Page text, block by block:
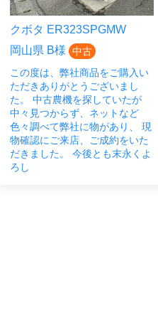
クボタ ER323SPGMW
岡山県 B様
中古
この度は、弊社商品をご購入い
ただきありがとうございまし
た。 中古農機を探していたが
中々見つからず、ネットなど
色々調べて弊社に物があり、 現
物確認にご来店、ご成約をいた
だきました。 今後とも末永くよ
ろし